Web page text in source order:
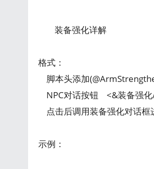
装备强化详解
格式：
脚本头添加
NPC对话按钮 <&装备强
点击后调用装备强化对话框
示例：